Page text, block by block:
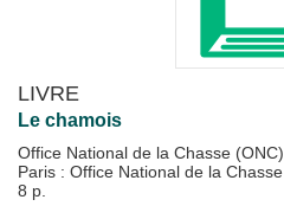
LIVRE
Le chamois
Office National de la Chasse (ONC)
Paris : Office National de la Chasse
8 p.